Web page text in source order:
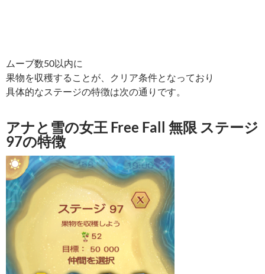
ムーブ数50以内に
果物を収穫することが、クリア条件となっており
具体的なステージの特徴は次の通りです。
アナと雪の女王 Free Fall 無限 ステージ
97の特徴